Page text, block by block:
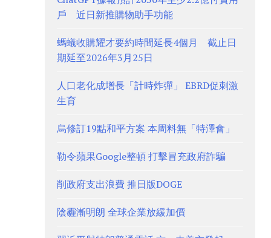
戶 近日新推購物助手功能
螞蟻收購耀才要約時間延長4個月 截止日
期延至2026年3月25日
人口老化成增長「計時炸彈」 EBRD促刺激
生育
烏修訂19點和平方案 本周料無「特澤會」
勒令蘋果Google整頓 打擊冒充政府詐騙
削政府支出浪費 推日版DOGE
陰霾漸明朗 全球企業放緩加價